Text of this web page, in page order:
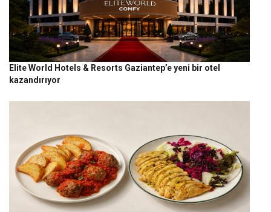
Elite World Hotels & Resorts Gaziantep’e yeni bir otel
kazandırıyor